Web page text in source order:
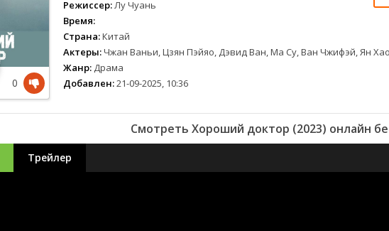
Режиссер:Лу Чуань
Время:
Страна:Китай
Актеры:Чжан Ваньи, Цзян Пэйяо, Дэвид Ван, Ма Су, Ван Чжифэй, Ян
Жанр: Драма
Добавлен:21-09-2025, 10:36
0
Смотреть Хороший доктор (2023) онлайн
Трейлер